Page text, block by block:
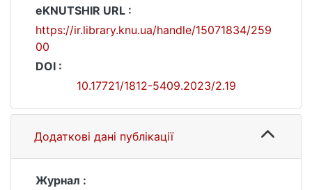
eKNUTSHIR URL :
https://ir.library.knu.ua/handle/15071834/259
00
DOI :
10.17721/1812-5409.2023/2.19
Додаткові дані публікації
Журнал :